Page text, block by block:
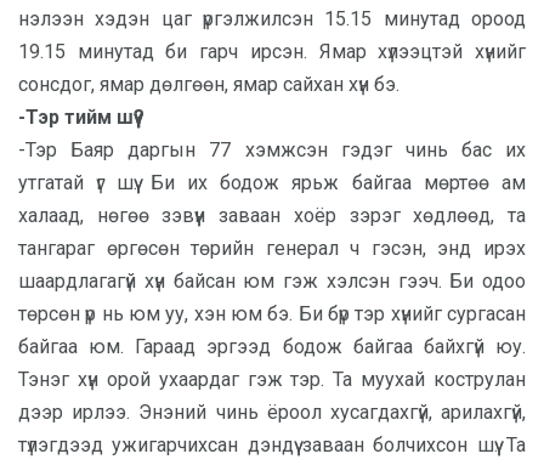
нэлээн хэдэн цаг үргэлжилсэн 15.15 минутад ороод
19.15 минутад би гарч ирсэн. Ямар хүлээцтэй хүнийг
сонсдог, ямар дөлгөөн, ямар сайхан хүн бэ.
-Тэр тийм шүү?
-Тэр Баяр даргын 77 хэмжсэн гэдэг чинь бас их
утгатай үг шүү. Би их бодож ярьж байгаа мөртөө ам
халаад, нөгөө зэвүүн заваан хоёр зэрэг хөдлөөд, та
тангараг өргөсөн төрийн генерал ч гэсэн, энд ирэх
шаардлагагүй хүн байсан юм гэж хэлсэн гээч. Би одоо
төрсөн үр нь юм уу, хэн юм бэ. Би бүр тэр хүнийг сургасан
байгаа юм. Гараад эргээд бодож байгаа байхгүй юу.
Тэнэг хүн орой ухаардаг гэж тэр. Та муухай кострулан
дээр ирлээ. Энэний чинь ёроол хусагдахгүй, арилахгүй,
түлэгдээд ужигарчихсан дэндүү заваан болчихсон шүү. Та